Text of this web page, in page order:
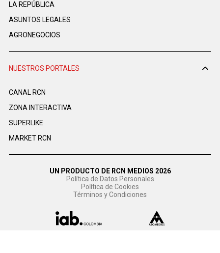
LA REPÚBLICA
ASUNTOS LEGALES
AGRONEGOCIOS
NUESTROS PORTALES
CANAL RCN
ZONA INTERACTIVA
SUPERLIKE
MARKET RCN
UN PRODUCTO DE RCN MEDIOS 2026
Política de Datos Personales
Política de Cookies
Términos y Condiciones